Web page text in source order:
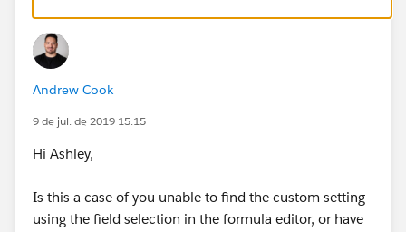
Andrew Cook
9 de jul. de 2019 15:15
Hi Ashley,
Is this a case of you unable to find the custom setting
using the field selection in the formula editor, or have